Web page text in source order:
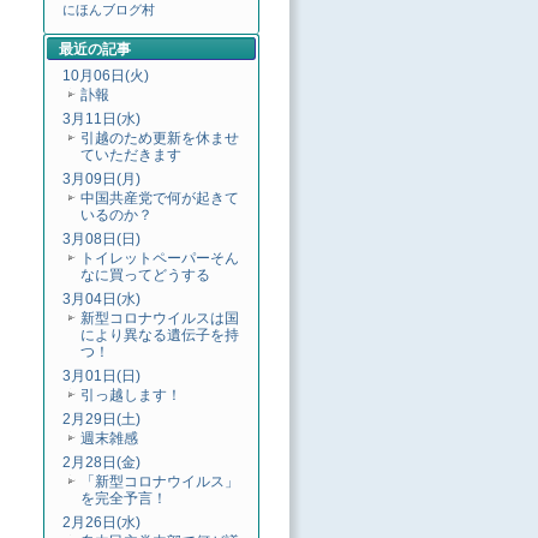
にほんブログ村
最近の記事
10月06日(火)
訃報
3月11日(水)
引越のため更新を休ませ
ていただきます
3月09日(月)
中国共産党で何が起きて
いるのか？
3月08日(日)
トイレットペーパーそん
なに買ってどうする
3月04日(水)
新型コロナウイルスは国
により異なる遺伝子を持
つ！
3月01日(日)
引っ越します！
2月29日(土)
週末雑感
2月28日(金)
「新型コロナウイルス」
を完全予言！
2月26日(水)